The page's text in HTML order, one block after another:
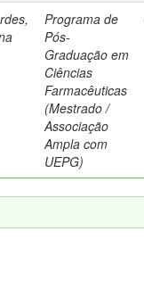
Programa de
Pós-
Graduação em
Ciências
Farmacêuticas
(Mestrado /
Associação
Ampla com
UEPG)